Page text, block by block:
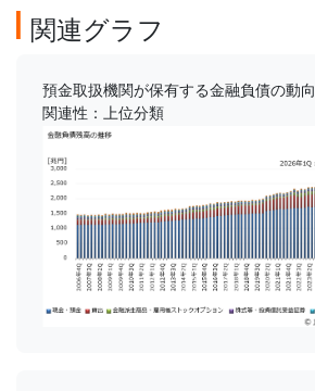
関連グラフ
預金取扱機関が保有する金融負債の動向
関連性：上位分類